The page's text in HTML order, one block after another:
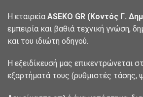
Η εταιρεία ASEKO GR (Κοντός Γ.
εμπειρία και βαθιά τεχνική γνώση,
και του ιδιώτη οδηγού.
Η εξειδίκευσή μας επικεντρώνεται
εξαρτήματά τους (ρυθμιστές τάσης,